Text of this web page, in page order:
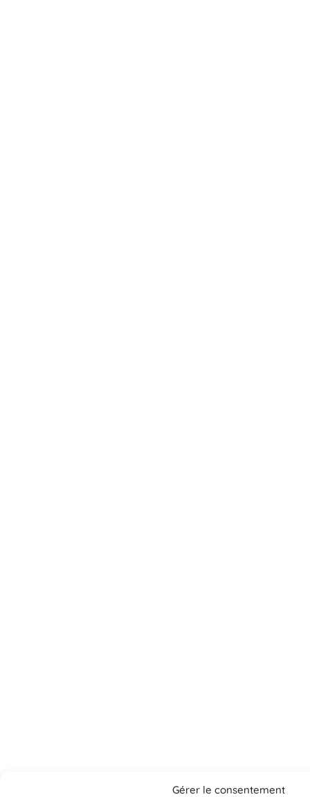
Gérer le consentement